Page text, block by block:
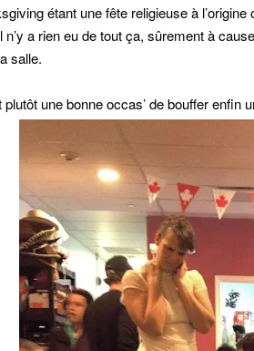
étant une fête religieuse à
n’y a rien eu de tout ça, sûrement à
salle.
plutôt une bonne occas’ de bouffer